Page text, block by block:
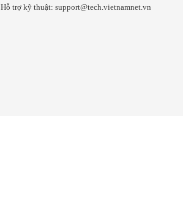
Hỗ trợ kỹ thuật: support@tech.vietnamnet.vn